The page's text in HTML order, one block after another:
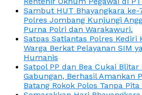
Sambut HUT Bhayangkara ke-
Polres Jombang Kunjungi
Purna Polri dan Warakawuri.
Satpas Satlantas Polres Kediri
Warga Berkat Pelayanan SIM
Humanis
Satpol PP dan Bea Cukai Blitar
Gabungan, Berhasil Amankan
Batang Rokok Polos Tanpa Pita